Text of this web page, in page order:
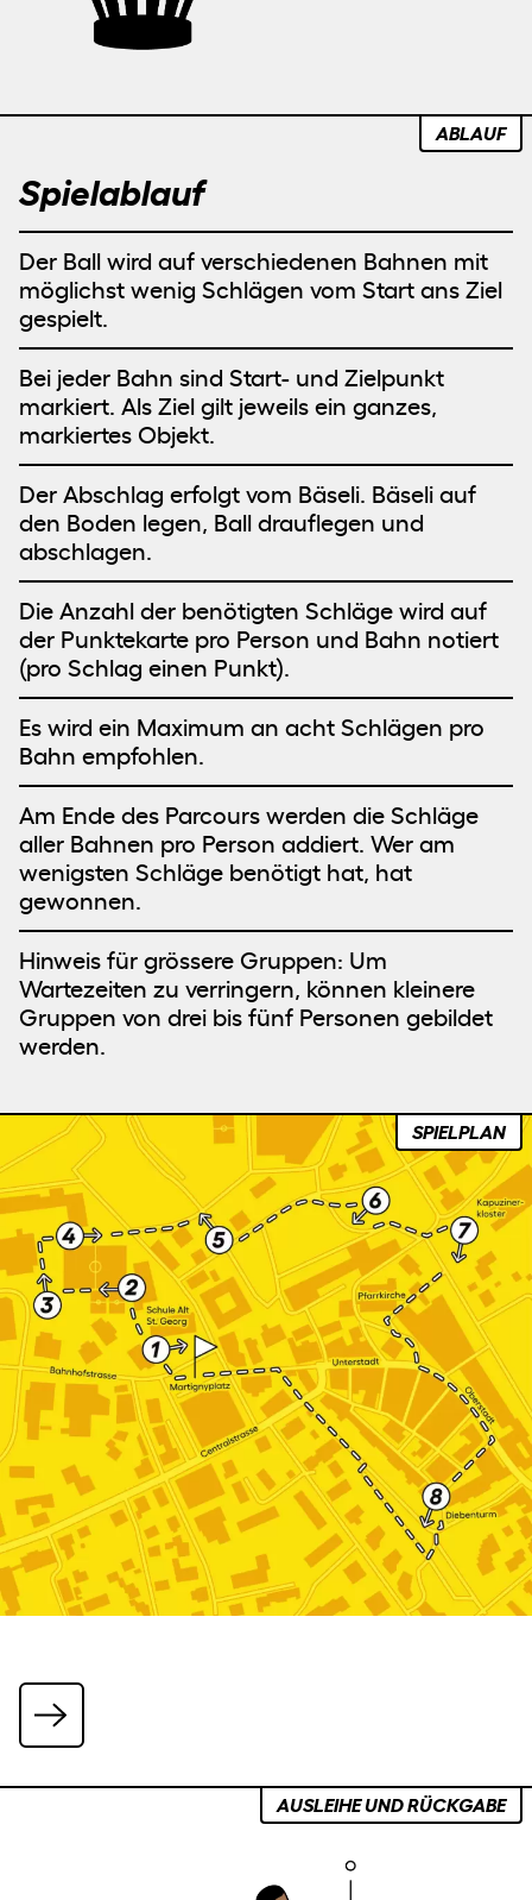
ABLAUF
Spielablauf
Der Ball wird auf verschiedenen Bahnen mit
möglichst wenig Schlägen vom Start ans Ziel
gespielt.
Bei jeder Bahn sind Start- und Zielpunkt
markiert. Als Ziel gilt jeweils ein ganzes,
markiertes Objekt.
Der Abschlag erfolgt vom Bäseli. Bäseli auf
den Boden legen, Ball drauflegen und
abschlagen.
Die Anzahl der benötigten Schläge wird auf
der Punktekarte pro Person und Bahn notiert
(pro Schlag einen Punkt).
Es wird ein Maximum an acht Schlägen pro
Bahn empfohlen.
Am Ende des Parcours werden die Schläge
aller Bahnen pro Person addiert. Wer am
wenigsten Schläge benötigt hat, hat
gewonnen.
Hinweis für grössere Gruppen: Um
Wartezeiten zu verringern, können kleinere
Gruppen von drei bis fünf Personen gebildet
werden.
SPIELPLAN
AUSLEIHE UND RÜCKGABE